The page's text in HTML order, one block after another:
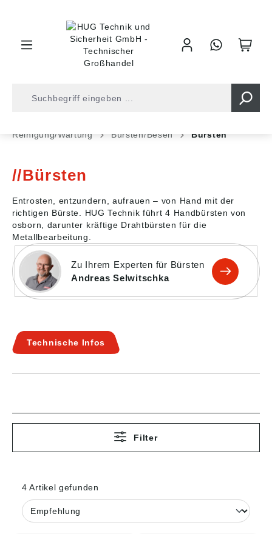
Reinigung/Wartung
Bürsten/Besen Bürsten
Bürsten
Entrosten, entzundern, aufrauen – von Hand mit der
richtigen Bürste. HUG Technik führt 4 Handbürsten von
osborn, darunter kräftige Drahtbürsten für die
Metallbearbeitung.
Zu Ihrem Experten für Bürsten
Andreas Selwitschka
Technische Infos
Filter
4 Artikel gefunden